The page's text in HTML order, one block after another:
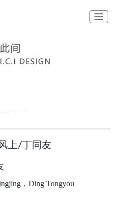
切换
上/丁同友
，Ding Tongyou